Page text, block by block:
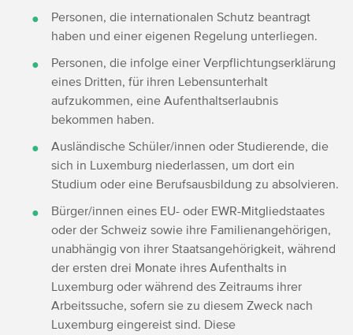
Personen, die internationalen Schutz beantragt
haben und einer eigenen Regelung unterliegen.
Personen, die infolge einer Verpflichtungserklärung
eines Dritten, für ihren Lebensunterhalt
aufzukommen, eine Aufenthaltserlaubnis
bekommen haben.
Ausländische Schüler/innen oder Studierende, die
sich in Luxemburg niederlassen, um dort ein
Studium oder eine Berufsausbildung zu absolvieren.
Bürger/innen eines EU- oder EWR-Mitgliedstaates
oder der Schweiz sowie ihre Familienangehörigen,
unabhängig von ihrer Staatsangehörigkeit, während
der ersten drei Monate ihres Aufenthalts in
Luxemburg oder während des Zeitraums ihrer
Arbeitssuche, sofern sie zu diesem Zweck nach
Luxemburg eingereist sind. Diese